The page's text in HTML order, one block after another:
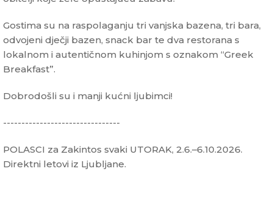
Gostima su na raspolaganju tri vanjska bazena, tri bara,
odvojeni dječji bazen, snack bar te dva restorana s
lokalnom i autentičnom kuhinjom s oznakom “Greek
Breakfast”.
Dobrodošli su i manji kućni ljubimci!
--------------------------------
POLASCI za Zakintos svaki UTORAK, 2.6.–6.10.2026.
Direktni letovi iz Ljubljane.